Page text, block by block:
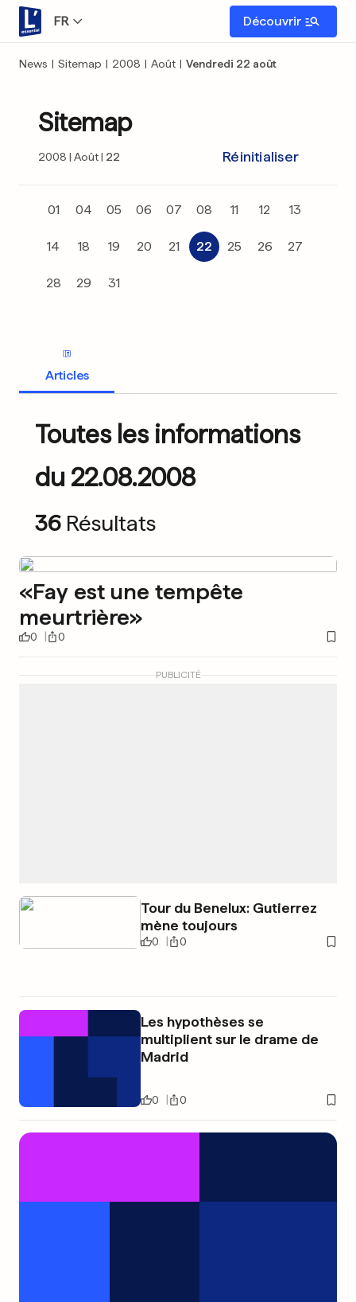
FR Découvrir
News | Sitemap | 2008 | Août | Vendredi 22 août
Sitemap
2008 Août 22 Réinitialiser
01 04 05 06 07 08 11 12 13
14 18 19 20 21 22 25 26 27
28 29 31
Articles
Toutes les informations
du 22.08.2008
36 Résultats
«Fay est une tempête
meurtrière»
0 0
Tour du Benelux: Gutierrez
mène toujours
0 0
Les hypothèses se
multiplient sur le drame de
Madrid
0 0
PUBLICITÉ